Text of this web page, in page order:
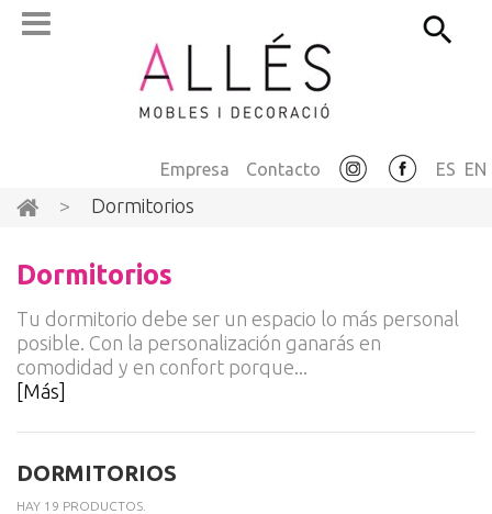
ES EN
Contacto
Empresa
> Dormitorios
Dormitorios
Tu dormitorio debe ser un espacio lo más personal
posible. Con la personalización ganarás en
comodidad y en confort porque...
[Más]
DORMITORIOS
HAY 19 PRODUCTOS.